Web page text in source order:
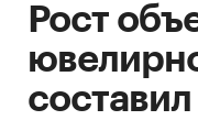
Рост
составил